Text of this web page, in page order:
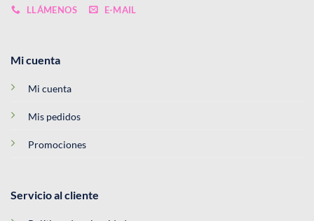
LLÁMENOS E-MAIL
Mi cuenta
Mi cuenta
Mis pedidos
Promociones
Servicio al cliente